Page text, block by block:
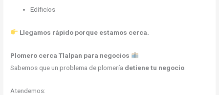
Edificios
Llegamos rápido porque estamos cerca.
Plomero cerca Tlalpan para negocios
Sabemos que un problema de plomería detiene tu negocio
Atendemos: